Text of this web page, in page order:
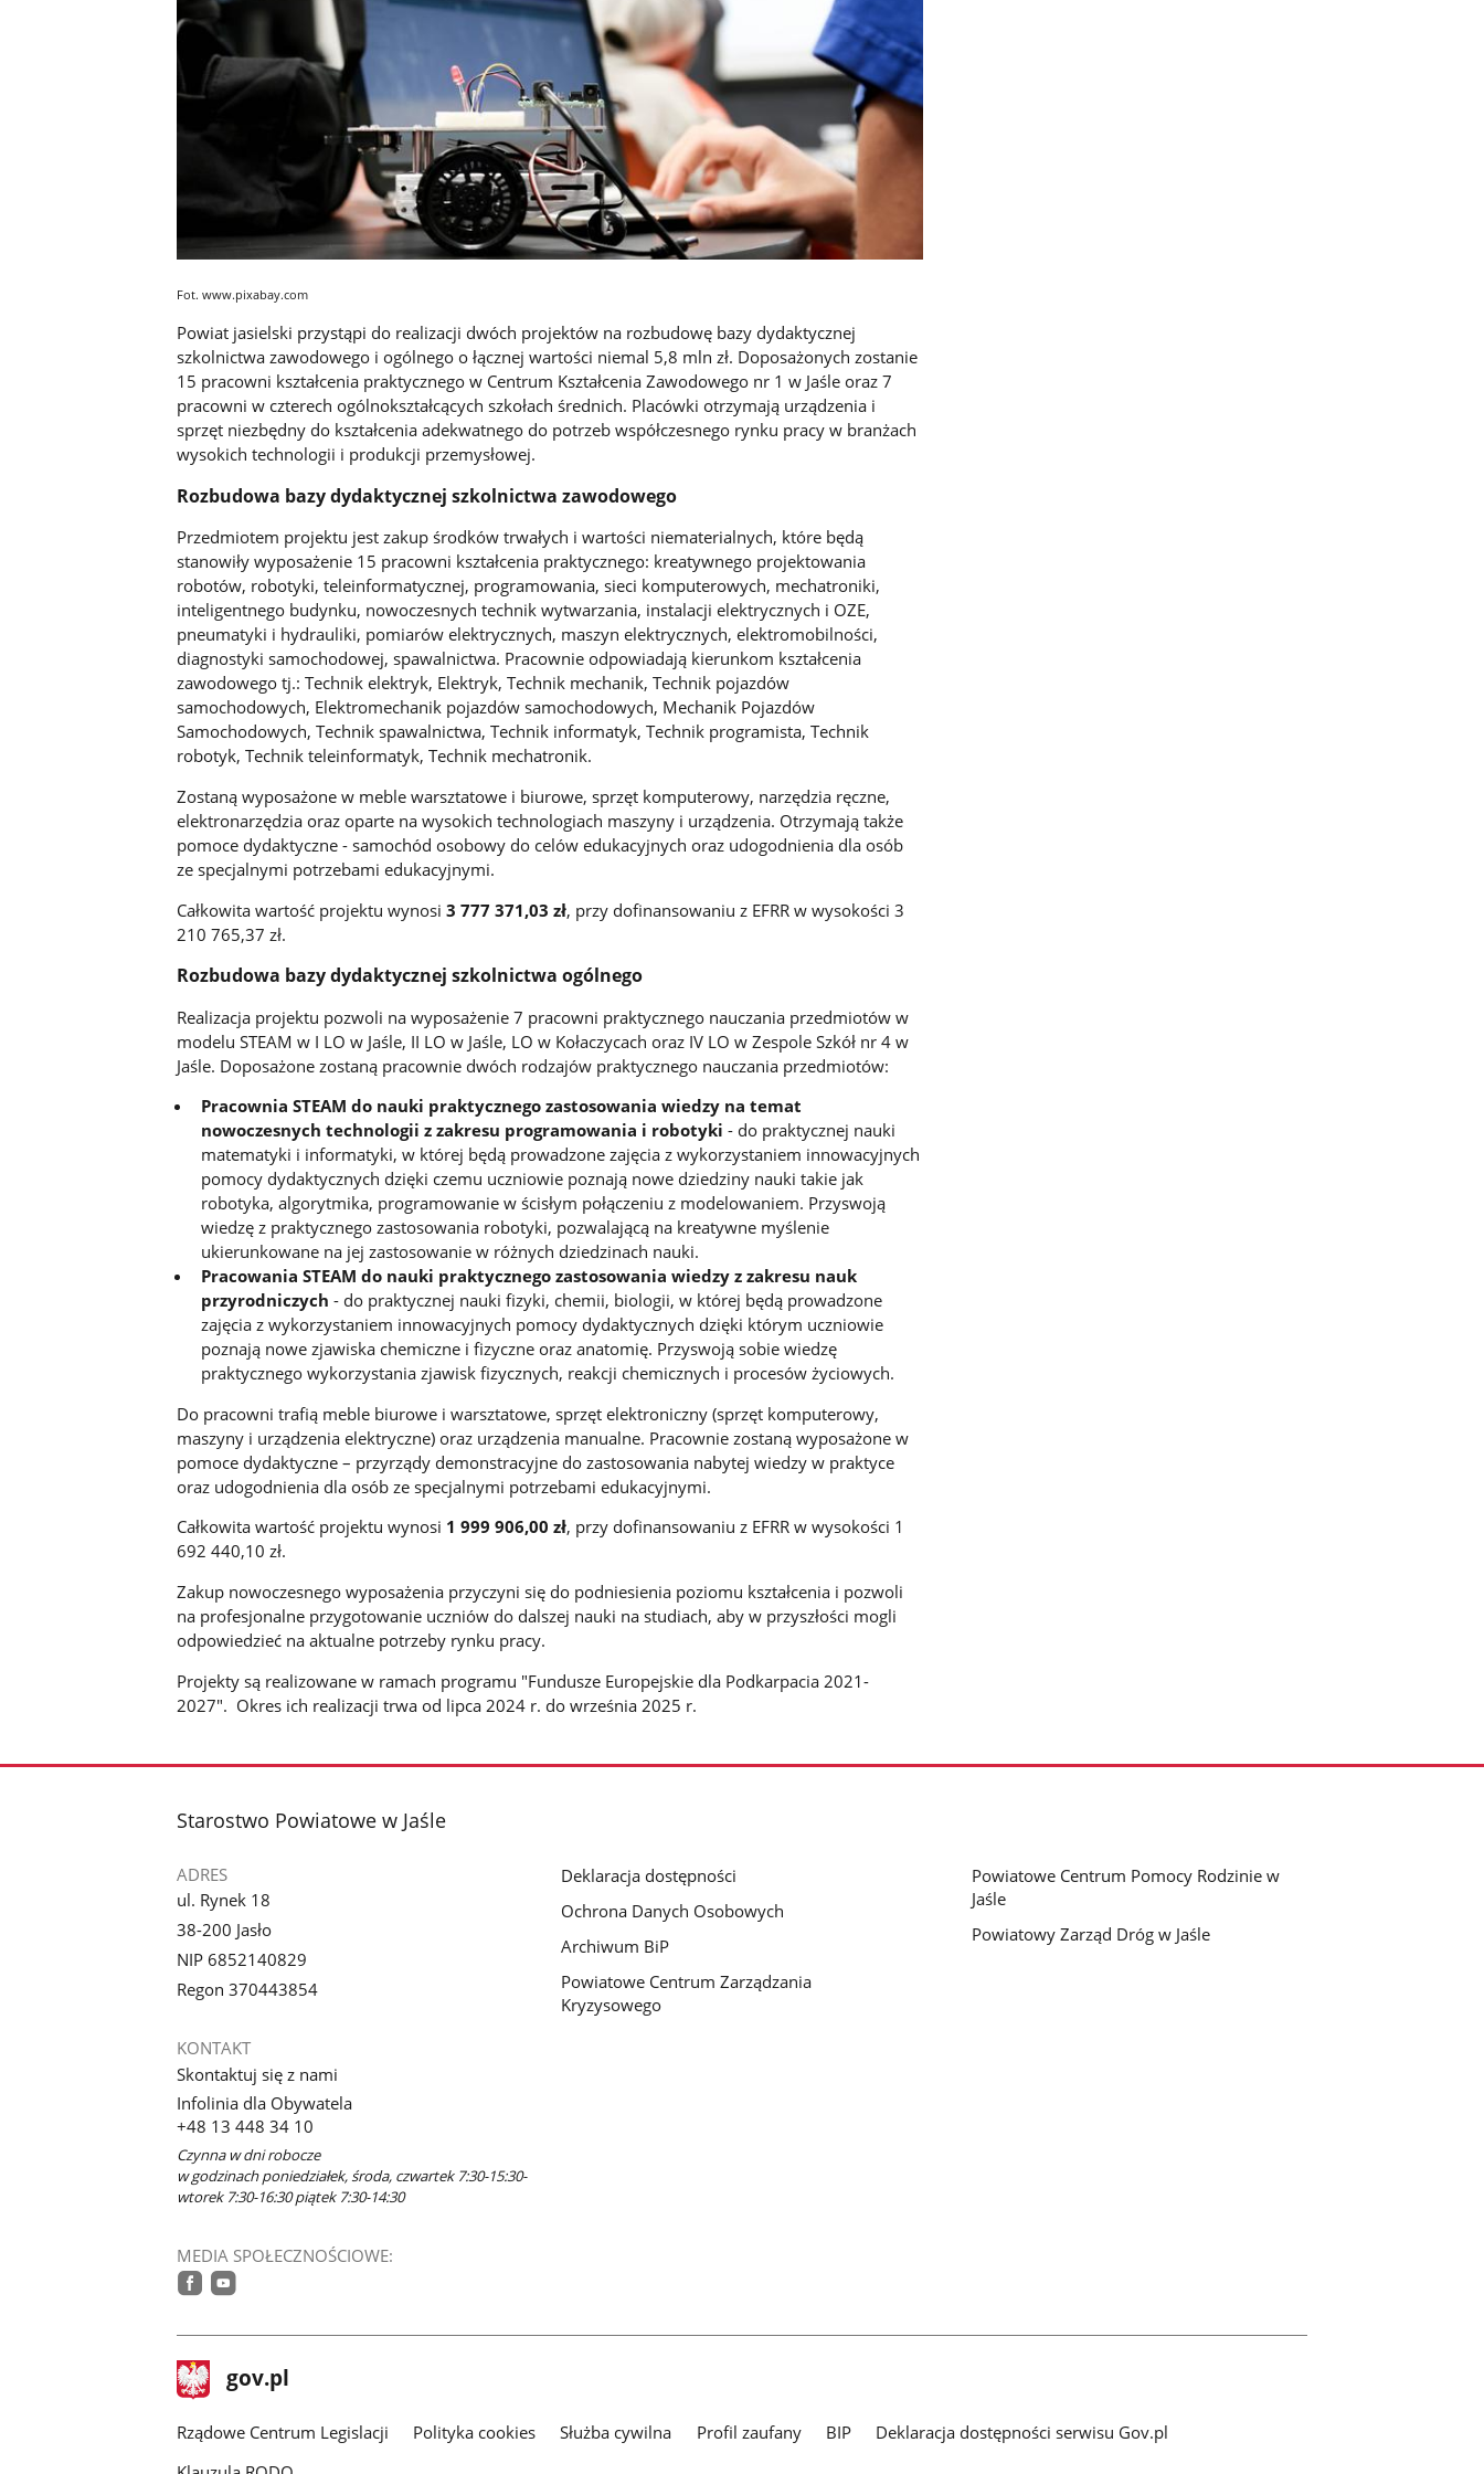
Fot. www.pixabay.com
Powiat jasielski przystąpi do realizacji dwóch projektów na rozbudowę bazy dydaktycznej
szkolnictwa zawodowego i ogólnego o łącznej wartości niemal 5,8 mln zł. Doposażonych zostanie
15 pracowni kształcenia praktycznego w Centrum Kształcenia Zawodowego nr 1 w Jaśle oraz 7
pracowni w czterech ogólnokształcących szkołach średnich. Placówki otrzymają urządzenia i
sprzęt niezbędny do kształcenia adekwatnego do potrzeb współczesnego rynku pracy w branżach
wysokich technologii i produkcji przemysłowej.
Rozbudowa bazy dydaktycznej szkolnictwa zawodowego
Przedmiotem projektu jest zakup środków trwałych i wartości niematerialnych, które będą
stanowiły wyposażenie 15 pracowni kształcenia praktycznego: kreatywnego projektowania
robotów, robotyki, teleinformatycznej, programowania, sieci komputerowych, mechatroniki,
inteligentnego budynku, nowoczesnych technik wytwarzania, instalacji elektrycznych i OZE,
pneumatyki i hydrauliki, pomiarów elektrycznych, maszyn elektrycznych, elektromobilności,
diagnostyki samochodowej, spawalnictwa. Pracownie odpowiadają kierunkom kształcenia
zawodowego tj.: Technik elektryk, Elektryk, Technik mechanik, Technik pojazdów
samochodowych, Elektromechanik pojazdów samochodowych, Mechanik Pojazdów
Samochodowych, Technik spawalnictwa, Technik informatyk, Technik programista, Technik
robotyk, Technik teleinformatyk, Technik mechatronik.
Zostaną wyposażone w meble warsztatowe i biurowe, sprzęt komputerowy, narzędzia ręczne,
elektronarzędzia oraz oparte na wysokich technologiach maszyny i urządzenia. Otrzymają także
pomoce dydaktyczne - samochód osobowy do celów edukacyjnych oraz udogodnienia dla osób
ze specjalnymi potrzebami edukacyjnymi.
Całkowita wartość projektu wynosi 3 777 371,03 zł, przy dofinansowaniu z EFRR w wysokości 3
210 765,37 zł.
Rozbudowa bazy dydaktycznej szkolnictwa ogólnego
Realizacja projektu pozwoli na wyposażenie 7 pracowni praktycznego nauczania przedmiotów w
modelu STEAM w I LO w Jaśle, II LO w Jaśle, LO w Kołaczycach oraz IV LO w Zespole Szkół nr 4 w
Jaśle. Doposażone zostaną pracownie dwóch rodzajów praktycznego nauczania przedmiotów:
Pracownia STEAM do nauki praktycznego zastosowania wiedzy na temat
nowoczesnych technologii z zakresu programowania i robotyki - do praktycznej nauki
matematyki i informatyki, w której będą prowadzone zajęcia z wykorzystaniem innowacyjnych
pomocy dydaktycznych dzięki czemu uczniowie poznają nowe dziedziny nauki takie jak
robotyka, algorytmika, programowanie w ścisłym połączeniu z modelowaniem. Przyswoją
wiedzę z praktycznego zastosowania robotyki, pozwalającą na kreatywne myślenie
ukierunkowane na jej zastosowanie w różnych dziedzinach nauki.
Pracowania STEAM do nauki praktycznego zastosowania wiedzy z zakresu nauk
przyrodniczych - do praktycznej nauki fizyki, chemii, biologii, w której będą prowadzone
zajęcia z wykorzystaniem innowacyjnych pomocy dydaktycznych dzięki którym uczniowie
poznają nowe zjawiska chemiczne i fizyczne oraz anatomię. Przyswoją sobie wiedzę
praktycznego wykorzystania zjawisk fizycznych, reakcji chemicznych i procesów życiowych.
Do pracowni trafią meble biurowe i warsztatowe, sprzęt elektroniczny (sprzęt komputerowy,
maszyny i urządzenia elektryczne) oraz urządzenia manualne. Pracownie zostaną wyposażone w
pomoce dydaktyczne – przyrządy demonstracyjne do zastosowania nabytej wiedzy w praktyce
oraz udogodnienia dla osób ze specjalnymi potrzebami edukacyjnymi.
Całkowita wartość projektu wynosi 1 999 906,00 zł, przy dofinansowaniu z EFRR w wysokości 1
692 440,10 zł.
Zakup nowoczesnego wyposażenia przyczyni się do podniesienia poziomu kształcenia i pozwoli
na profesjonalne przygotowanie uczniów do dalszej nauki na studiach, aby w przyszłości mogli
odpowiedzieć na aktualne potrzeby rynku pracy.
Projekty są realizowane w ramach programu "Fundusze Europejskie dla Podkarpacia 2021-
2027". Okres ich realizacji trwa od lipca 2024 r. do września 2025 r.
stopka
Starostwo Powiatowe w Jaśle
ADRES
ul. Rynek 18
38-200 Jasło
NIP 6852140829
Regon 370443854
KONTAKT
Skontaktuj się z nami
Infolinia dla Obywatela
+48 13 448 34 10
Czynna w dni robocze
w godzinach poniedziałek, środa, czwartek 7:30-15:30-
wtorek 7:30-16:30 piątek 7:30-14:30
MEDIA SPOŁECZNOŚCIOWE:
Deklaracja dostępności
Ochrona Danych Osobowych
Archiwum BiP
Powiatowe Centrum Zarządzania
Kryzysowego
Powiatowe Centrum Pomocy Rodzinie w
Jaśle
Powiatowy Zarząd Dróg w Jaśle
stopka
gov.pl Strona
gov.pl
Rządowe Centrum Legislacji Polityka cookies Służba cywilna Profil zaufany BIP
Deklaracja dostępności serwisu Gov.pl